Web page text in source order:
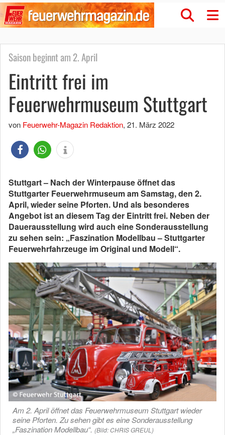
Saison beginnt am 2. April
Eintritt frei im
Feuerwehrmuseum Stuttgart
von Feuerwehr-Magazin Redaktion, 21. März 2022
Stuttgart – Nach der Winterpause öffnet das
Stuttgarter Feuerwehrmuseum am Samstag, den 2.
April, wieder seine Pforten. Und als besonderes
Angebot ist an diesem Tag der Eintritt frei. Neben der
Dauerausstellung wird auch eine Sonderausstellung
zu sehen sein: „Faszination Modellbau – Stuttgarter
Feuerwehrfahrzeuge im Original und Modell“.
Am 2. April öffnet das Feuerwehrmuseum Stuttgart wieder
seine Pforten. Zu sehen gibt es eine Sonderausstellung
„Faszination Modellbau“. (Bild: CHRIS GREUL)